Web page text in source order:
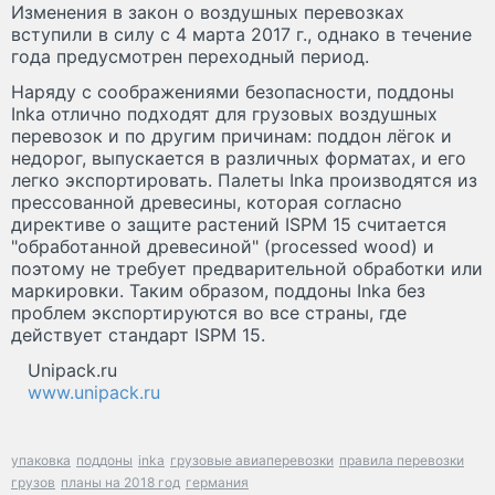
Изменения в закон о воздушных перевозках
вступили в силу с 4 марта 2017 г., однако в течение
года предусмотрен переходный период.
Наряду с соображениями безопасности, поддоны
Inka отлично подходят для грузовых воздушных
перевозок и по другим причинам: поддон лёгок и
недорог, выпускается в различных форматах, и его
легко экспортировать. Палеты Inka производятся из
прессованной древесины, которая согласно
директиве о защите растений ISPM 15 считается
"обработанной древесиной" (processed wood) и
поэтому не требует предварительной обработки или
маркировки. Таким образом, поддоны Inka без
проблем экспортируются во все страны, где
действует стандарт ISPM 15.
Unipack.ru
www.unipack.ru
упаковка поддоны inka грузовые авиаперевозки правила перевозки
грузов планы на 2018 год германия